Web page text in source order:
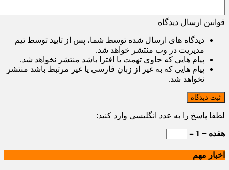
قوانین ارسال دیدگاه
دیدگاه های ارسال شده توسط شما، پس از تایید توسط تیم
مدیریت در وب منتشر خواهد شد.
پیام هایی که حاوی تهمت یا افترا باشد منتشر نخواهد شد.
پیام هایی که به غیر از زبان فارسی یا غیر مرتبط باشد منتشر
نخواهد شد.
ثبت دیدگاه
لطفا پاسخ را به عدد انگلیسی وارد کنید:
هفده − 1 =
اخبار مهم